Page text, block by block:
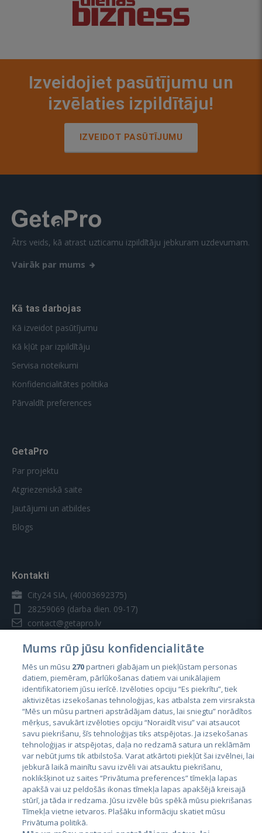
Izveidojiet pasūtījumu un
izvēlaties izpildītāju!
IZVEIDOT PASŪTĪJUMU
Ātrs veids, kā atrast uzticamu izpildītāju jebkuram uzdevumam.
Vairāk par mums
Kā tas darbojas
Kā izveidot pasūtījumu
Kā kļūt par izpildītāju
Servisa noteikumi
Konfidencialitātes politika
Pārvaldīt preferences
GetaPro
Par projektu
Atgriezeniskā saite
Jautājumi un atbildes
Blogs
Kontakti
City24 SIA, (40003692375)
28259069 (darba dien. 09-17)
contact@getapro.lv
Valstis
Igaunija
Latvija
Lietuva
Mums rūp jūsu konfidencialitāte
Mēs un mūsu 270partneri glabājam un piekļūstam personas
datiem, piemēram, pārlūkošanas datiem vai unikālajiem
identifikatoriem jūsu ierīcē. Izvēloties opciju “Es piekrītu”, tiek
aktivizētas izsekošanas tehnoloģijas, kas atbalsta zem virsraksta
“Mēs un mūsu partneri apstrādājam datus, lai sniegtu” norādītos
mērķus, savukārt izvēloties opciju “Noraidīt visu” vai atsaucot
savu piekrišanu, šīs tehnoloģijas tiks atspējotas. Ja izsekošanas
tehnoloģijas ir atspējotas, daļa no redzamā satura un reklāmām
var nebūt jums tik atbilstoša. Varat atkārtoti piekļūt šai izvēlnei, lai
jebkurā laikā mainītu savu izvēli vai atsauktu piekrišanu,
noklikšķinot uz saites “Privātuma preferences” tīmekļa lapas
apakšā vai uz peldošās ikonas tīmekļa lapas apakšējā kreisajā
stūrī, ja tāda ir redzama. Jūsu izvēle būs spēkā mūsu piekrišanas
Tīmekļa vietne ietvaros. Plašāku informāciju skatiet mūsu
Privātuma politikā.